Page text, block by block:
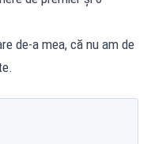
de-a mea, că nu am de